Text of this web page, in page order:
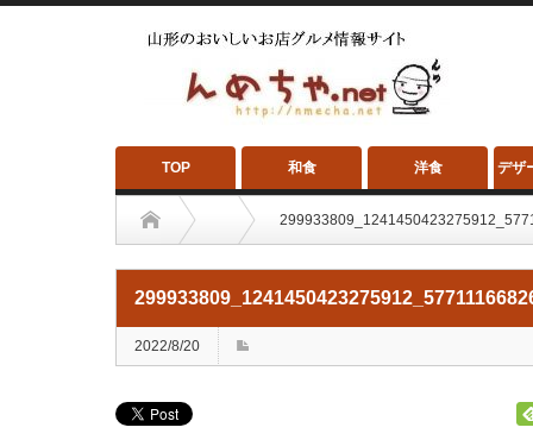
TOP 和食 洋食 デザ
2022/8/20